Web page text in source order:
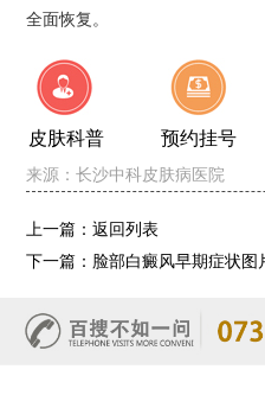
全面恢复。
皮肤科普 预约挂号
来源：长沙中科皮肤病医院
上一篇：返回列表
下一篇： 脸部白癜风早期症状图